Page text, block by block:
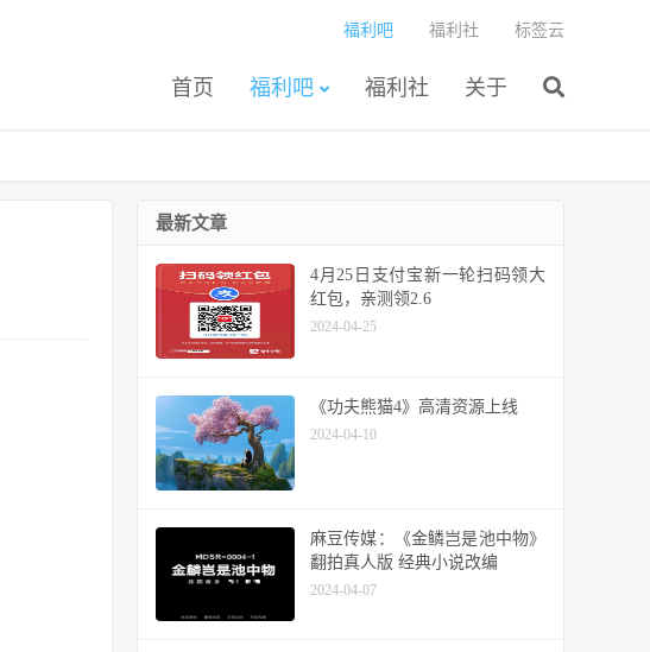
首页 福利吧 福利社 关于
福利吧 福利社 标签云
最新文章
4月25日支付宝新一轮扫码领大
红包，亲测领2.6
2024-04-25
《功夫熊猫4》高清资源上线
2024-04-10
麻豆传媒：《金鳞岂是池中物》
翻拍真人版 经典小说改编
2024-04-07